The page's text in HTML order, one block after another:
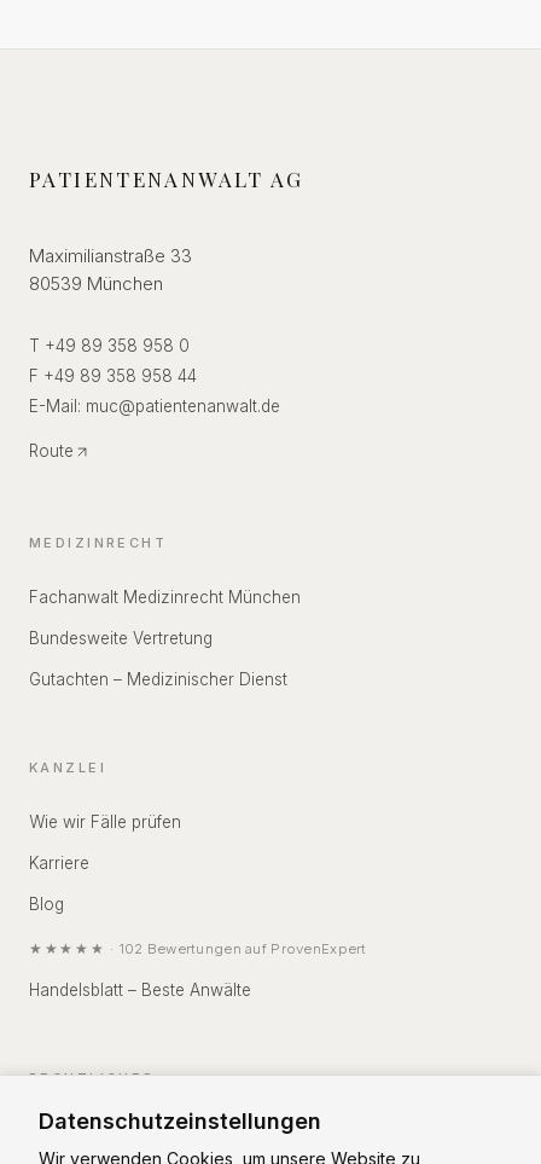
PATIENTENANWALT AG
Maximilianstraße 33
80539 München
T +49 89 358 958 0
F +49 89 358 958 44
E-Mail: muc@patientenanwalt.de
Route
MEDIZINRECHT
Fachanwalt Medizinrecht München
Bundesweite Vertretung
Gutachten – Medizinischer Dienst
KANZLEI
Wie wir Fälle prüfen
Karriere
Blog
★★★★★ · 102 Bewertungen auf ProvenExpert
Handelsblatt – Beste Anwälte
RECHTLICHES
Impressum
Datenschutzeinstellungen
Wir verwenden Cookies, um unsere Website zu